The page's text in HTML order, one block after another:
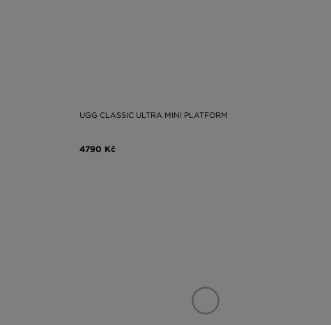
UGG CLASSIC ULTRA MINI PLATFORM
4790 Kč